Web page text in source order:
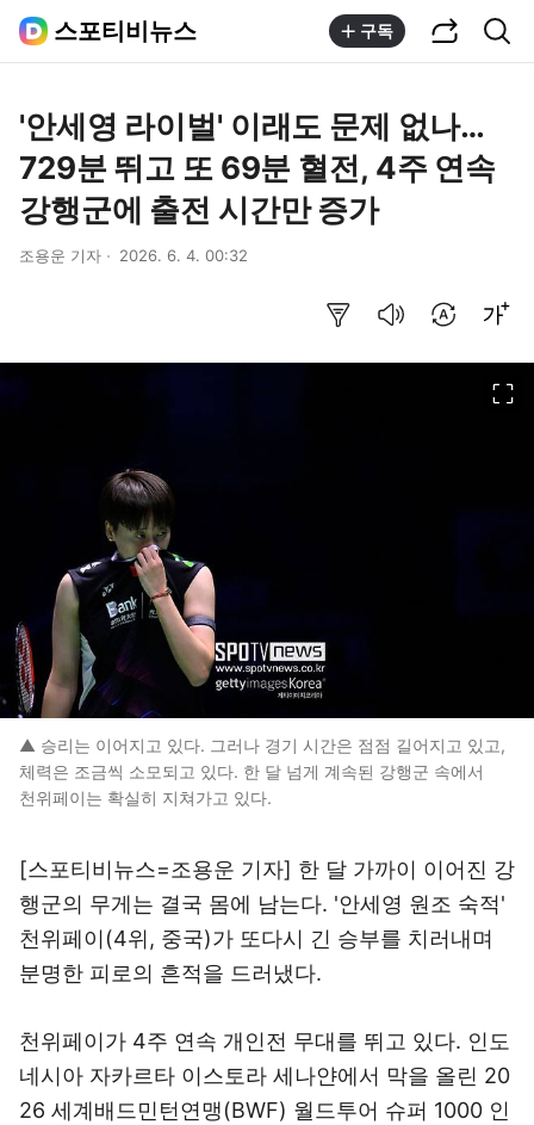
스포티비뉴스 구독
'안세영 라이벌' 이래도 문제 없나…
729분 뛰고 또 69분 혈전, 4주 연속
강행군에 출전 시간만 증가
조용운 기자 2026. 6. 4. 00:32
▲ 승리는 이어지고 있다. 그러나 경기 시간은 점점 길어지고 있고,
체력은 조금씩 소모되고 있다. 한 달 넘게 계속된 강행군 속에서
천위페이는 확실히 지쳐가고 있다.
[스포티비뉴스=조용운 기자] 한 달 가까이 이어진 강
행군의 무게는 결국 몸에 남는다. '안세영 원조 숙적'
천위페이(4위, 중국)가 또다시 긴 승부를 치러내며
분명한 피로의 흔적을 드러냈다.
천위페이가 4주 연속 개인전 무대를 뛰고 있다. 인도
네시아 자카르타 이스토라 세나얀에서 막을 올린 20
26 세계배드민턴연맹(BWF) 월드투어 슈퍼 1000 인